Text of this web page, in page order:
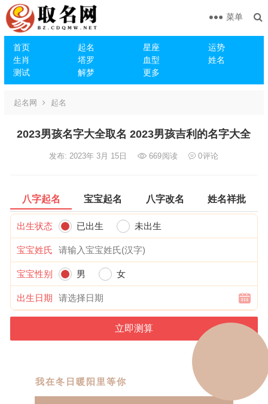
首页 起名 星座
运势
生肖
塔罗 血型
姓名
测试
解梦 更多
菜单
起名网 起名
2023男孩名字大全取名 2023男孩吉利的名字大全
发布: 2023年 3月 15日 669阅读 0评论
八字起名 宝宝起名 八字改名 姓名祥批
出生状态 已出生 未出生
宝宝姓氏
宝宝性别 男 女
出生日期
我在冬日暖阳里等你